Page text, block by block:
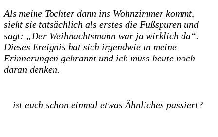
Als meine Tochter dann ins Wohnzimmer kommt,
sieht sie tatsächlich als erstes die Fußspuren und
sagt: „Der Weihnachtsmann war ja wirklich da“.
Dieses Ereignis hat sich irgendwie in meine
Erinnerungen gebrannt und ich muss heute noch
daran denken.
ist euch schon einmal etwas Ähnliches passiert?